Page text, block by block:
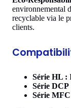
environnemental
recyclable via le
clients.
Série HL :
Série DCP
Série